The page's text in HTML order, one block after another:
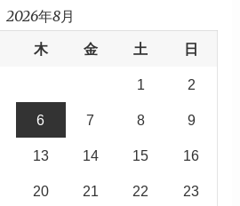
2026年8月
木 金 土 日
1 2
6 7 8 9
13 14 15 16
20 21 22 23